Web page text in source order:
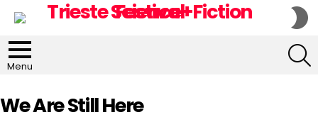
Menu
We Are Still Here